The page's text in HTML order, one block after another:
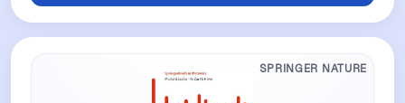
SPRINGER NATURE